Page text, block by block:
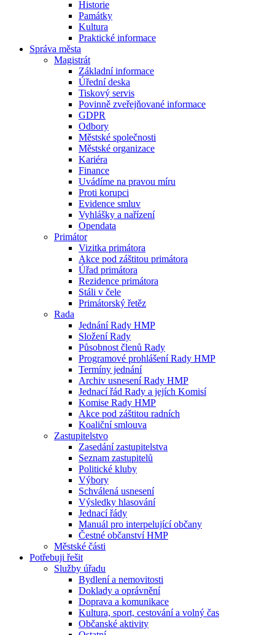
Historie
Památky
Kultura
Praktické informace
Správa města
Magistrát
Základní informace
Úřední deska
Tiskový servis
Povinně zveřejňované informace
GDPR
Odbory
Městské společnosti
Městské organizace
Kariéra
Finance
Uvádíme na pravou míru
Proti korupci
Evidence smluv
Vyhlášky a nařízení
Opendata
Primátor
Vizitka primátora
Akce pod záštitou primátora
Úřad primátora
Rezidence primátora
Stáli v čele
Primátorský řetěz
Rada
Jednání Rady HMP
Složení Rady
Působnost členů Rady
Programové prohlášení Rady HMP
Termíny jednání
Archiv usnesení Rady HMP
Jednací řád Rady a jejích Komisí
Komise Rady HMP
Akce pod záštitou radních
Koaliční smlouva
Zastupitelstvo
Zasedání zastupitelstva
Seznam zastupitelů
Politické kluby
Výbory
Schválená usnesení
Výsledky hlasování
Jednací řády
Manuál pro interpelující občany
Čestné občanství HMP
Městské části
Potřebuji řešit
Služby úřadu
Bydlení a nemovitosti
Doklady a oprávnění
Doprava a komunikace
Kultura, sport, cestování a volný čas
Občanské aktivity